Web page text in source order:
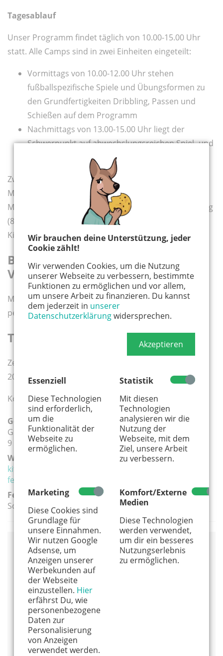
Wir brauchen deine Unterstützung, jeder
Cookie zählt!
Wir verwenden Cookies, um die Nutzung
unserer Webseite zu verbessern, bestimmte
Funktionen zu ermöglichen und vor allem,
um unsere Arbeit zu finanzieren. Du kannst
dem jederzeit in unserer
Datenschutzerklärungwidersprechen.
Akzeptieren
Essenziell
Diese Technologien
sind erforderlich,
um die
Funktionalität der
Webseite zu
ermöglichen.
Statistik
Mit diesen
Technologien
analysieren wir die
Nutzung der
Webseite, mit dem
Ziel, unsere Arbeit
zu verbessern.
Marketing
Diese Cookies sind
Grundlage für
unsere Einnahmen.
Wir nutzen Google
Adsense, um
Anzeigen unserer
Werbekunden auf
der Webseite
einzustellen. Hier
erfährst Du, wie
personenbezogene
Daten zur
Personalisierung
von Anzeigen
verwendet werden.
Komfort/Externe
Medien
Diese Technologien
werden verwendet,
um dir ein besseres
Nutzungserlebnis
zu ermöglichen.
Tagesablauf
Unser Programm findet täglich von 10.00-15.00 Uhr
statt. Alle Camps sind in zwei Einheiten eingeteilt:
Vormittags von 10.00-12.00 Uhr stehen
fußballspezifische Spiele und Übungsformen zu
den Grundfertigkeiten Dribbling, Passen und
Schießen auf dem Programm
Nachmittags von 13.00-15.00 Uhr liegt der
Schwerpunkt auf abwechslungsreichen Spiel- und
Zwischen 12.00 und 13.00 Uhr machen wir eine
Mittagspause, bei der die Kinder ein warmes
Mittagsessen am Nordfeld bekommen. Die Anmeldung
(8.30-10.00) sowie die Abholung (15.00-16.00) der
Kinder findet am Nordfeld statt.
Beschreibung des
Veranstaltungsortes
Mit dem Kunstrasenplatz am Nordfeld haben wir die
perfekte Anlage mitten im Grünen.
Termine und Kosten
Zeitraum: Mo, 31. August, 8:30 Uhr - Di, 1. September
2026, 16:00 Uhr
Kosten: 80€
Geeignete Altersgruppe(n):
Grundschule
9 - 12 Jahre
Weiterführender Link:
kitts-ev.de/index.php/feriencamps/anmeldung-
feriencamps/
Ferien:
Sommerferien
Veranstaltungsort
Am Nordfeld
Walter-Binder-Weg 2
50933 Köln
0221 - 98 74 21 39
Alles von diesem Anbieter anzeigen
Info und Anmeldung